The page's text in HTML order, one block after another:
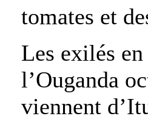
tomates et
Les exilés
l’Ouganda
viennent